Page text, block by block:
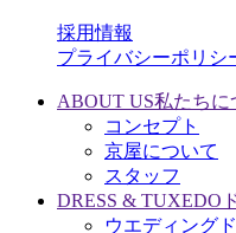
採用情報
プライバシーポリシ
ABOUT US私たちに
コンセプト
京屋について
スタッフ
DRESS & TUXEDO
ウエディング